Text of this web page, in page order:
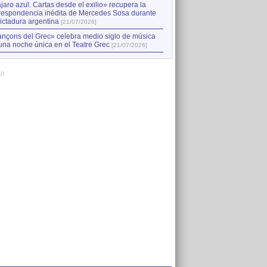
azul. Cartas desde el exilio» recupera la
inédita de Mercedes Sosa durante
argentina [21/07/2026]
del Grec» celebra medio siglo de música
noche única en el Teatre Grec [21/07/2026]